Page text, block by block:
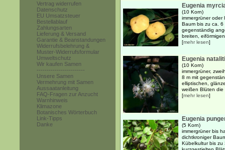
Vertrag widerrufen
Datenschutz
EU Umsatzsteuer
Bestellablauf
Zahlungsarten
Lieferung & Versand
Garantie & Beanstandungen
Widerrufsbelehrung &
Muster-Widerrufsformular
Umweltschutz
Wir kaufen Samen
------------------------
Unsere Samen
Vermehrung mit Samen
Aussaatanleitung
FAQ-Fragen zur Anzucht
Warnhinweis
Klimazone
Botanisches Wörterbuch
Link-Tipps
Danke
Eugenia
(10 Korn)
immergrüner oder
Baum bis zu ca.
gegenständig
breiten,
[mehr lesen]
Eugenia
(10 Korn)
immergrüner,
8 m mit
elliptischen,
weißen Blüten die
[mehr lesen]
Eugenia
(5 Korn)
immergrüner bis
dichtkroniger
Kübelkultur bis zu